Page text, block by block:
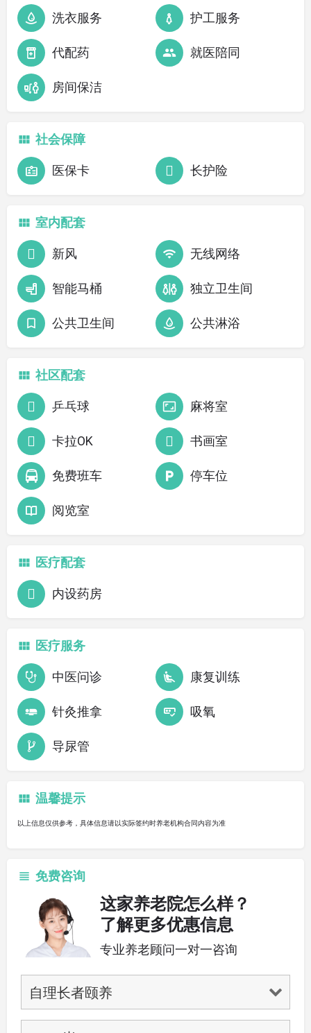
洗衣服务 护工服务
代配药 就医陪同
房间保洁
社会保障
医保卡 长护险
室内配套
新风 无线网络
智能马桶 独立卫生间
公共卫生间 公共淋浴
社区配套
乒乓球 麻将室
卡拉OK 书画室
免费班车 停车位
阅览室
医疗配套
内设药房
医疗服务
中医问诊 康复训练
针灸推拿 吸氧
导尿管
温馨提示
以上信息仅供参考，具体信息请以实际签约时养老机构合同内容为准
免费咨询
这家养老院怎么样？
了解更多优惠信息
专业养老顾问一对一咨询